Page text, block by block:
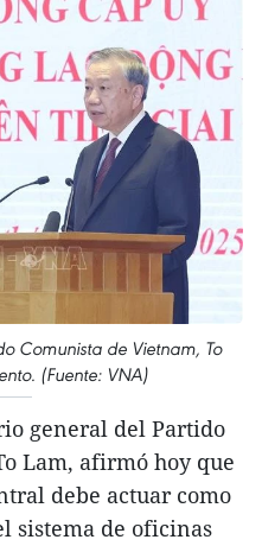
Comunista de Vietnam, To
(Fuente: VNA)
general del Partido
Lam, afirmó hoy que
debe actuar como
sistema de oficinas